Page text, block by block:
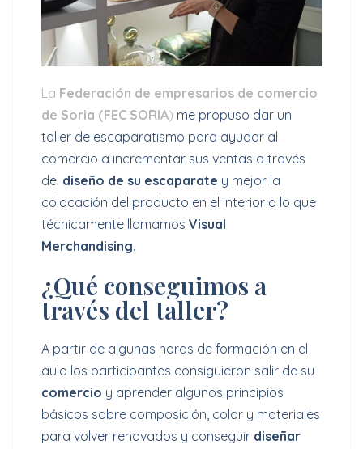
La Federación de empresarios de comercio
de Soria (FEC SORIA) me propuso dar un
taller de escaparatismo para ayudar al
comercio a incrementar sus ventas a través
del diseño de su escaparate y mejor la
colocación del producto en el interior o lo que
técnicamente llamamos Visual
Merchandising.
¿Qué conseguimos a
través del taller?
A partir de algunas horas de formación en el
aula los participantes consiguieron salir de su
comercio y aprender algunos principios
básicos sobre composición, color y materiales
para volver renovados y conseguir diseñar